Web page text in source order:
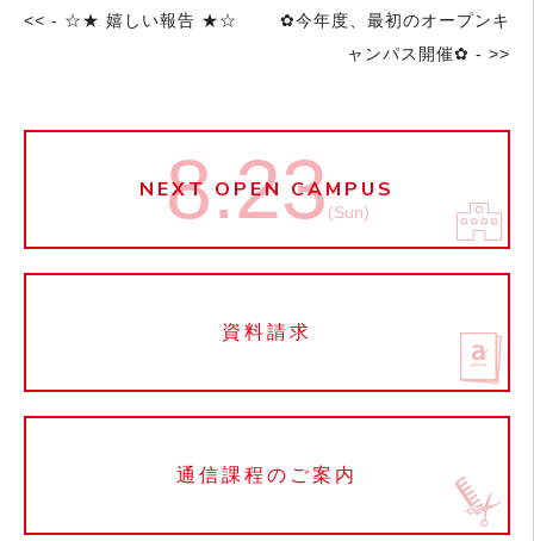
<< - ☆★ 嬉しい報告 ★☆
✿今年度、最初のオープンキ
ャンパス開催✿ - >>
NEXT OPEN CAMPUS
8.23(Sun)
資料請求
通信課程のご案内